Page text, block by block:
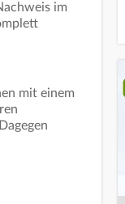
im
mit einem